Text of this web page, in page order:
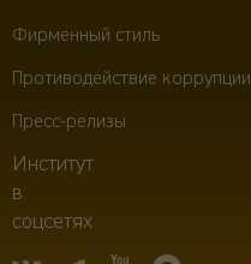
Фирменный стиль
Противодействие коррупции
Пресс-релизы
Институт
в
соцсетях